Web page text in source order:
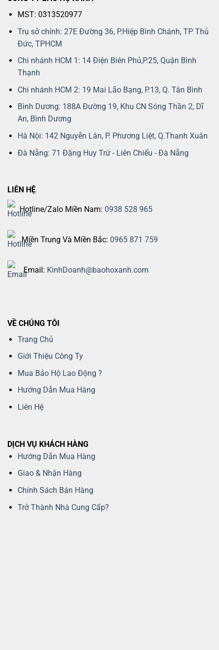
MST: 0313520977
Trụ sở chính: 27E Đường 36, P.Hiệp Bình Chánh, TP Thủ
Đức, TPHCM
Chi nhánh HCM 1: 14 Điện Biên Phủ,P.25, Quận Bình
Thạnh
Chi nhánh HCM 2: 19 Mai Lão Bạng, P.13, Q. Tân Bình
Bình Dương: 188A Đường 19, Khu CN Sóng Thần 2, Dĩ
An, Bình Dương
Hà Nội: 142 Nguyễn Lân, P. Phương Liệt, Q.Thanh Xuân
Đà Nẵng: 71 Đặng Huy Trứ - Liên Chiểu - Đà Nẵng
LIÊN HỆ
Hotline/Zalo Miền Nam: 0938 528 965
Miền Trung Và Miền Bắc: 0965 871 759
Email: KinhDoanh@baohoxanh.com
VỀ CHÚNG TÔI
Trang Chủ
Giới Thiệu Công Ty
Mua Bảo Hộ Lao Động ?
Hướng Dẫn Mua Hàng
Liên Hệ
DỊCH VỤ KHÁCH HÀNG
Hướng Dẫn Mua Hàng
Giao & Nhận Hàng
Chính Sách Bán Hàng
Trở Thành Nhà Cung Cấp?